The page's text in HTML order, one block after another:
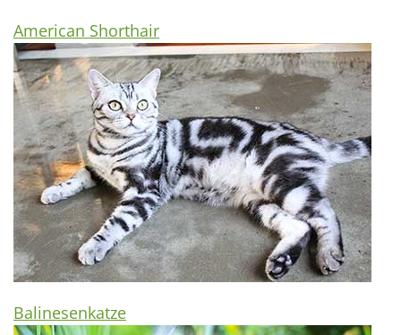
American Shorthair
Balinesenkatze